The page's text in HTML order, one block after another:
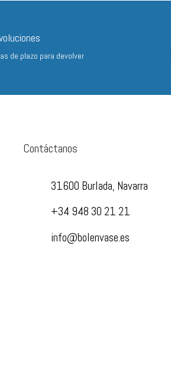
de plazo para devolver
Contáctanos
31600 Burlada, Navarra
+34 948 30 21 21
info@bolenvase.es